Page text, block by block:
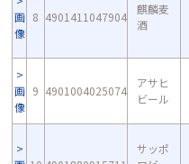
画
像
8 4901411047904
麒麟麦
酒
画
像
9 4901004025074
アサヒ
ビール
サッポ